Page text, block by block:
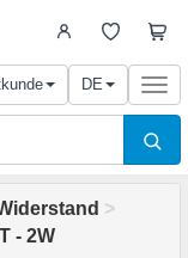
DE
>
- 2W